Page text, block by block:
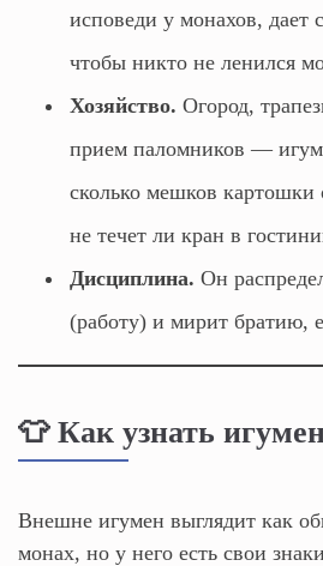
исповеди у монахов, дает
чтобы никто не ленился
Хозяйство. Огород,
прием паломников —
сколько мешков картошки
не течет ли кран в
Дисциплина. Он
(работу) и мирит братию,
👕 Как узнать
Внешне игумен выглядит как
монах, но у него есть свои